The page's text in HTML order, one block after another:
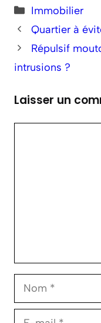
Catégories
Immobilier
Quartier à
Répulsif
intrusions ?
Laisser un
Nom
E-